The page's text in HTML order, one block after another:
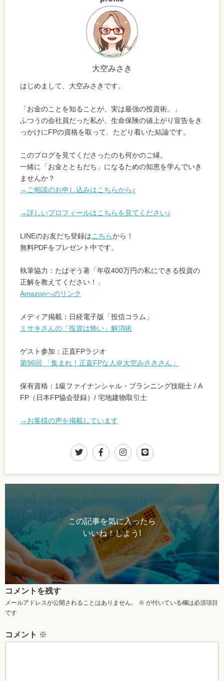
大空みさき
はじめまして、大空みさきです。
「お金のことを知ることが、実は最強の投資術。」
ふつうの会社員だった私が、生命保険の値上がり宣告をき
っかけにFPの資格を取って、たどり着いた結論です。
このブログを見てくださったのも何かのご縁。
一緒に「お金とともだち」になるための知恵を学んでいき
ませんか？
→ご相談のお申し込みはこちらから♪
→詳しいプロフィールはこちらを見てください♪
LINEのお友だち登録はこちらから！
無料PDFをプレゼント中です。
執筆協力：たぱぞう著「年収400万円の私にできる投資の
正解を教えてください！」
Amazonへのリンク
メディア掲載：日経電子版「投信コラム」
ミサキさんの「投資は怖い」解消術
ゲスト参加：正直FPラジオ
第96回 「集まれ！正直FPな人＠大空みさきさん」
保有資格：1級ファイナンシャル・プランニング技能士 / A
FP（日本FP協会登録）/ 宅地建物取引士
→お客様の声を掲載しています
この記事を気に入ったら
いいね！しよう!
コメントを残す
メールアドレスが公開されることはありません。 ※ が付いている欄は必須項目
です
コメント ※